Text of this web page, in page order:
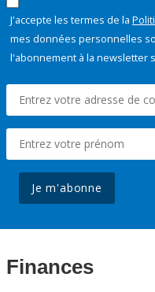
J'accepte les termes de la
mes données personnelles
l'abonnement à la newsletter
Je m'abonne
Finances